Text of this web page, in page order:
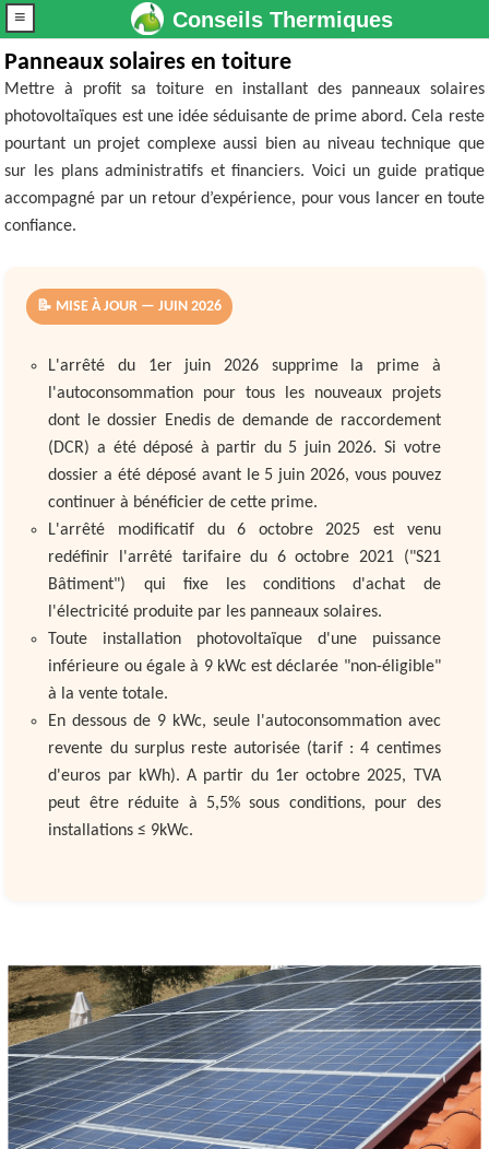
Conseils Thermiques
≡
Panneaux solaires en toiture
Mettre à profit sa toiture en installant des panneaux solaires
photovoltaïques est une idée séduisante de prime abord. Cela reste
pourtant un projet complexe aussi bien au niveau technique que
sur les plans administratifs et financiers. Voici un guide pratique
accompagné par un retour d’expérience, pour vous lancer en toute
confiance.
📝 MISE À JOUR — JUIN 2026
L'arrêté du 1er juin 2026 supprime la prime à
l'autoconsommation pour tous les nouveaux projets
dont le dossier Enedis de demande de raccordement
(DCR) a été déposé à partir du 5 juin 2026. Si votre
dossier a été déposé avant le 5 juin 2026, vous pouvez
continuer à bénéficier de cette prime.
L'arrêté modificatif du 6 octobre 2025 est venu
redéfinir l'arrêté tarifaire du 6 octobre 2021 ("S21
Bâtiment") qui fixe les conditions d'achat de
l'électricité produite par les panneaux solaires.
Toute installation photovoltaïque d'une puissance
inférieure ou égale à 9 kWc est déclarée "non-éligible"
à la vente totale.
En dessous de 9 kWc, seule l'autoconsommation avec
revente du surplus reste autorisée (tarif : 4 centimes
d'euros par kWh). A partir du 1er octobre 2025, TVA
peut être réduite à 5,5% sous conditions, pour des
installations ≤ 9kWc.